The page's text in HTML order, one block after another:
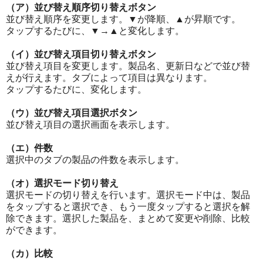
（ア）並び替え順序切り替えボタン
並び替え順序を変更します。▼が降順、▲が昇順です。
タップするたびに、▼→▲と変化します。
（イ）並び替え項目切り替えボタン
並び替え項目を変更します。製品名、更新日などで並び替
えが行えます。タブによって項目は異なります。
タップするたびに、変化します。
（ウ）並び替え項目選択ボタン
並び替え項目の選択画面を表示します。
（エ）件数
選択中のタブの製品の件数を表示します。
（オ）選択モード切り替え
選択モードの切り替えを行います。選択モード中は、製品
をタップすると選択でき、もう一度タップすると選択を解
除できます。選択した製品を、まとめて変更や削除、比較
ができます。
（カ）比較